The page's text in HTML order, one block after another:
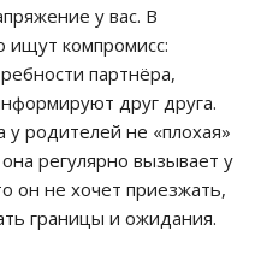
у вас. В
компромисс:
партнёра,
друг друга.
у родителей не «плохая»
регулярно вызывает у
он не хочет приезжать,
границы и ожидания.